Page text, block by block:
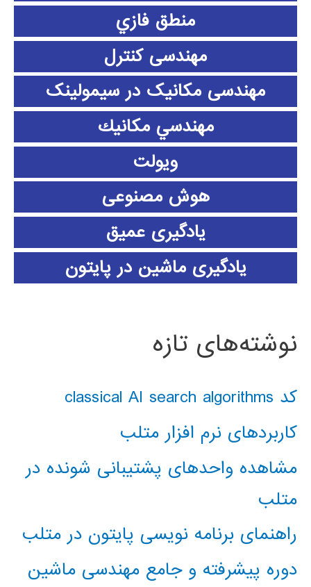
منطق فازي
مهندسی کنترل
مهندسی مکانیک در سیمولینک
مهندسي مكانيك
ویولت
هوش مصنوعی
یادگیری عمیق
یادگیری ماشین در پایتون
نوشته‌های تازه
کد classical AI search algorithms
کاربردهای نرم افزار متلب
مشاهده واحدهای پشتیبانی شونده در
متلب
راهنمای برنامه نویسی پایتون در متلب
دوره پیشرفته و جامع مهندسی ماشین